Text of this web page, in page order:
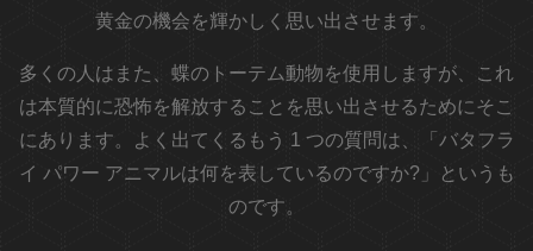
黄金の機会を輝かしく思い出させます。
多くの人はまた、蝶のトーテム動物を使用しますが、これ
は本質的に恐怖を解放することを思い出させるためにそこ
にあります。よく出てくるもう 1 つの質問は、「バタフラ
イ パワー アニマルは何を表しているのですか?」というも
のです。